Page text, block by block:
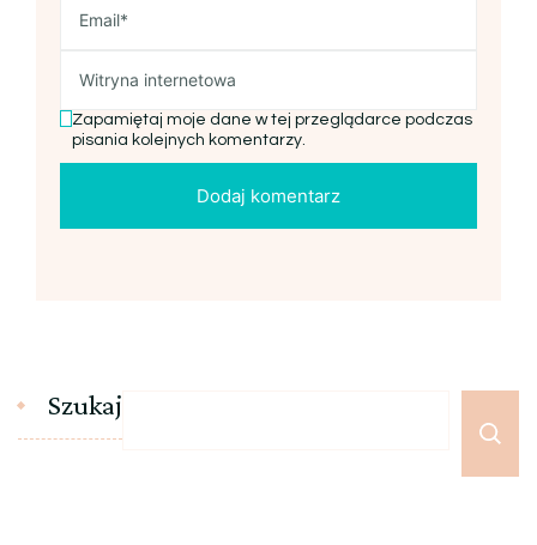
Zapamiętaj moje dane w tej przeglądarce podczas
pisania kolejnych komentarzy.
Szukaj